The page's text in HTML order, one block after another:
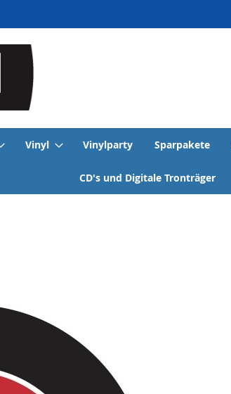
Vinyl Vinylparty Sparpakete
CD's und Digitale Tronträger